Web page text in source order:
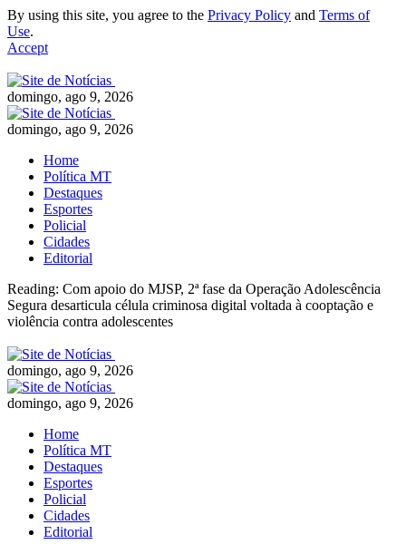
By using this site, you agree to the Privacy Policy and Terms of
Use.
Accept
domingo, ago 9, 2026
domingo, ago 9, 2026
Home
Política MT
Destaques
Esportes
Policial
Cidades
Editorial
Reading: Com apoio do MJSP, 2ª fase da Operação Adolescência
Segura desarticula célula criminosa digital voltada à cooptação e
violência contra adolescentes
domingo, ago 9, 2026
domingo, ago 9, 2026
Home
Política MT
Destaques
Esportes
Policial
Cidades
Editorial